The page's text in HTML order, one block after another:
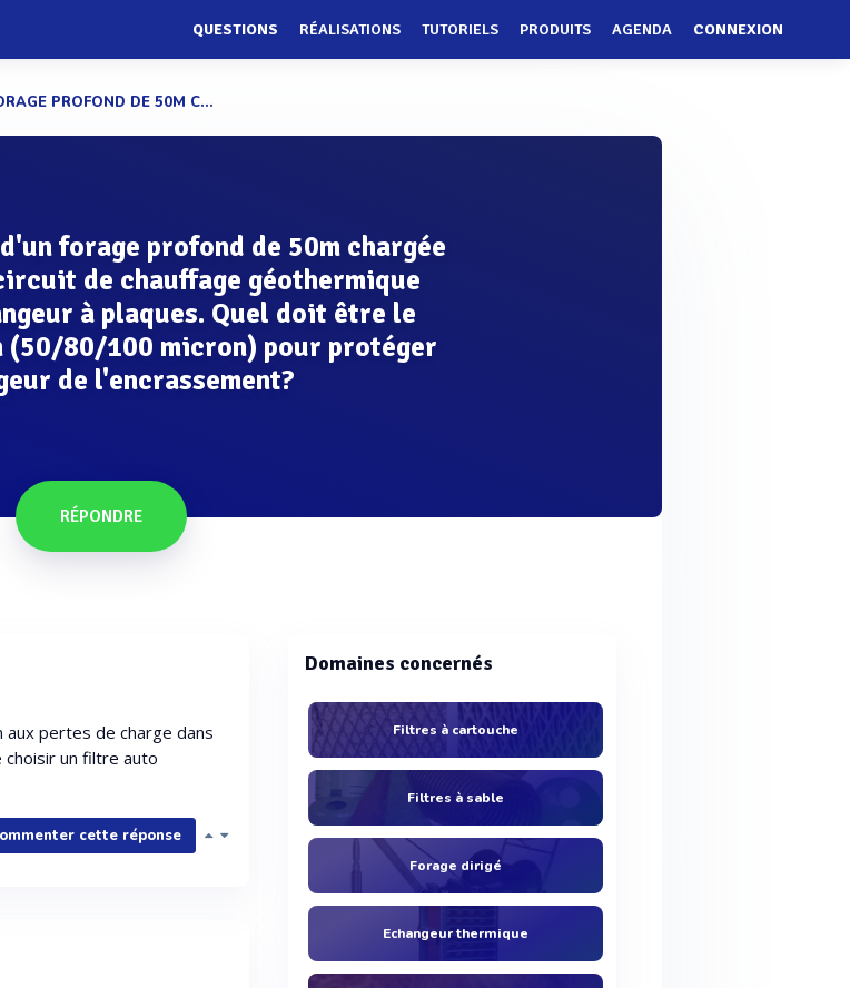
QUESTIONS RÉALISATIONS TUTORIELS PRODUITS AGENDA CONNEXION
PROFOND DE 50M C...
forage profond de 50m chargée
de chauffage géothermique
à plaques. Quel doit être le
80/100 micron) pour protéger
de l'encrassement?
RÉPONDRE
pertes de charge dans
un filtre auto
cette réponse
Domaines concernés
Filtres à cartouche
Filtres à sable
Forage dirigé
Echangeur thermique